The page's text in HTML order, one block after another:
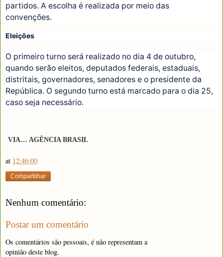
partidos. A escolha é realizada por meio das
convenções.
Eleições
O primeiro turno será realizado no dia 4 de outubro,
quando serão eleitos, deputados federais, estaduais,
distritais, governadores, senadores e o presidente da
República. O segundo turno está marcado para o dia 25,
caso seja necessário.
VIA… AGÊNCIA BRASIL
at 12:46:00
Compartilhar
Nenhum comentário:
Postar um comentário
Os comentários são pessoais, é não representam a
opinião deste blog.